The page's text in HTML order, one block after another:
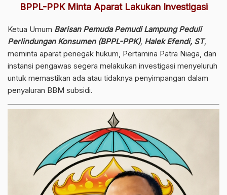
BPPL-PPK Minta Aparat Lakukan Investigasi
Ketua Umum Barisan Pemuda Pemudi Lampung Peduli
Perlindungan Konsumen (BPPL-PPK), Halek Efendi, ST,
meminta aparat penegak hukum, Pertamina Patra Niaga, dan
instansi pengawas segera melakukan investigasi menyeluruh
untuk memastikan ada atau tidaknya penyimpangan dalam
penyaluran BBM subsidi.